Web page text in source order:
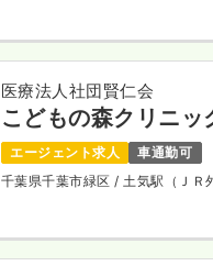
医療法人社団賢仁会
こどもの森クリニッ
エージェント求人
車通勤可
千葉県千葉市緑区/ 土気駅（ＪＲ